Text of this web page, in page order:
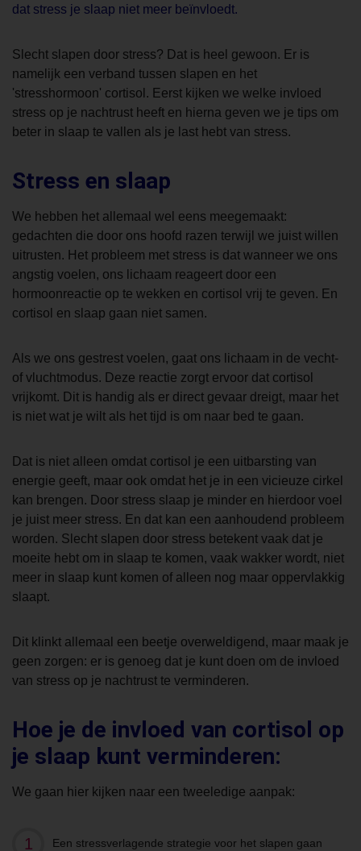
dat stress je slaap niet meer beïnvloedt.
Slecht slapen door stress? Dat is heel gewoon. Er is
namelijk een verband tussen slapen en het
'stresshormoon' cortisol. Eerst kijken we welke invloed
stress op je nachtrust heeft en hierna geven we je tips om
beter in slaap te vallen als je last hebt van stress.
Stress en slaap
We hebben het allemaal wel eens meegemaakt:
gedachten die door ons hoofd razen terwijl we juist willen
uitrusten. Het probleem met stress is dat wanneer we ons
angstig voelen, ons lichaam reageert door een
hormoonreactie op te wekken en cortisol vrij te geven. En
cortisol en slaap gaan niet samen.
Als we ons gestrest voelen, gaat ons lichaam in de vecht-
of vluchtmodus. Deze reactie zorgt ervoor dat cortisol
vrijkomt. Dit is handig als er direct gevaar dreigt, maar het
is niet wat je wilt als het tijd is om naar bed te gaan.
Dat is niet alleen omdat cortisol je een uitbarsting van
energie geeft, maar ook omdat het je in een vicieuze cirkel
kan brengen. Door stress slaap je minder en hierdoor voel
je juist meer stress. En dat kan een aanhoudend probleem
worden. Slecht slapen door stress betekent vaak dat je
moeite hebt om in slaap te komen, vaak wakker wordt, niet
meer in slaap kunt komen of alleen nog maar oppervlakkig
slaapt.
Dit klinkt allemaal een beetje overweldigend, maar maak je
geen zorgen: er is genoeg dat je kunt doen om de invloed
van stress op je nachtrust te verminderen.
Hoe je de invloed van cortisol op
je slaap kunt verminderen:
We gaan hier kijken naar een tweeledige aanpak:
Een stressverlagende strategie voor het slapen gaan